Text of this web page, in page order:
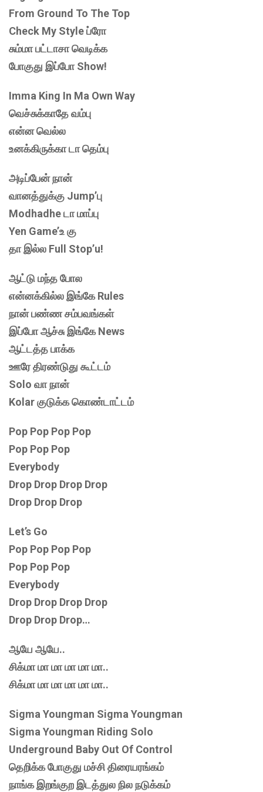
From Ground To The Top
Check My Style ப்ரோ
சும்மா பட்டாசா வெடிக்க
போகுது இப்போ Show!
Imma King In Ma Own Way
வெச்சுக்காதே வம்பு
என்ன வெல்ல
உனக்கிருக்கா டா தெம்பு
அடிப்பேன் நான்
வானத்துக்கு Jump’பு
Modhadhe டா மாப்பு
Yen Game’உ கு
தா இல்ல Full Stop’u!
ஆட்டு மந்த போல
என்னக்கில்ல இங்கே Rules
நான் பண்ண சம்பவங்கள்
இப்போ ஆச்சு இங்கே News
ஆட்டத்த பாக்க
ஊரே திரண்டுது கூட்டம்
Solo வா நான்
Kolar குடுக்க கொண்டாட்டம்
Pop Pop Pop Pop
Pop Pop Pop
Everybody
Drop Drop Drop Drop
Drop Drop Drop
Let’s Go
Pop Pop Pop Pop
Pop Pop Pop
Everybody
Drop Drop Drop Drop
Drop Drop Drop…
ஆயே ஆயே..
சிக்மா மா மா மா மா மா..
சிக்மா மா மா மா மா மா..
Sigma Youngman Sigma Youngman
Sigma Youngman Riding Solo
Underground Baby Out Of Control
தெறிக்க போகுது மச்சி திரையரங்கம்
நாங்க இறங்குற இடத்துல நில நடுக்கம்